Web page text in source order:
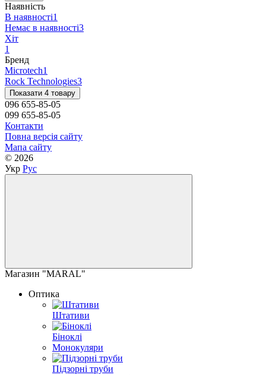
Наявність
В наявності1
Немає в наявності3
Хіт
1
Бренд
Microtech1
Rock Technologies3
Показати 4 товару
096 655-85-05
099 655-85-05
Контакти
Повна версія сайту
Мапа сайту
© 2026
Укр Рус
Магазин "MARAL"
Оптика
Штативи
Біноклі
Монокуляри
Підзорні труби